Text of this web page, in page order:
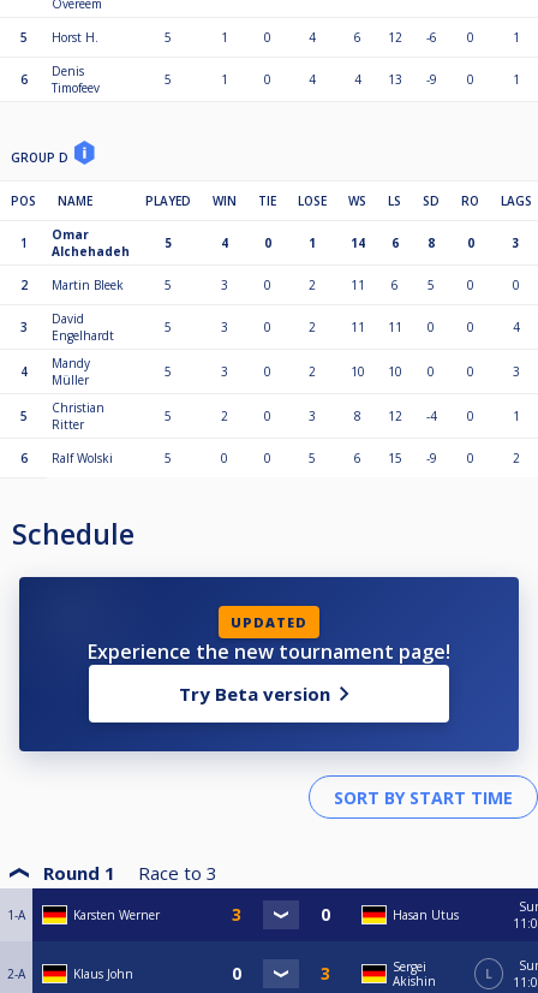
Overeem
5 Horst H. 5 1 0 4 6 12 -6 0 1
6
Denis
Timofeev
5 1 0 4 4 13 -9 0 1
GROUP D
POS NAME PLAYED WIN TIE LOSE WS LS SD RO LAGS
1
Omar
Alchehadeh
5 4 0 1 14 6 8 0 3
2 Martin Bleek 5 3 0 2 11 6 5 0 0
3
David
Engelhardt
5 3 0 2 11 11 0 0 4
4
Mandy
Müller
5 3 0 2 10 10 0 0 3
5
Christian
Ritter
5 2 0 3 8 12 -4 0 1
6 Ralf Wolski 5 0 0 5 6 15 -9 0 2
Schedule
UPDATED
Experience the new tournament page!
Try Beta version
Round 1 Race to 3
1-A Karsten Werner Hasan Utus
2-A Klaus John
Sergei
Akishin
L